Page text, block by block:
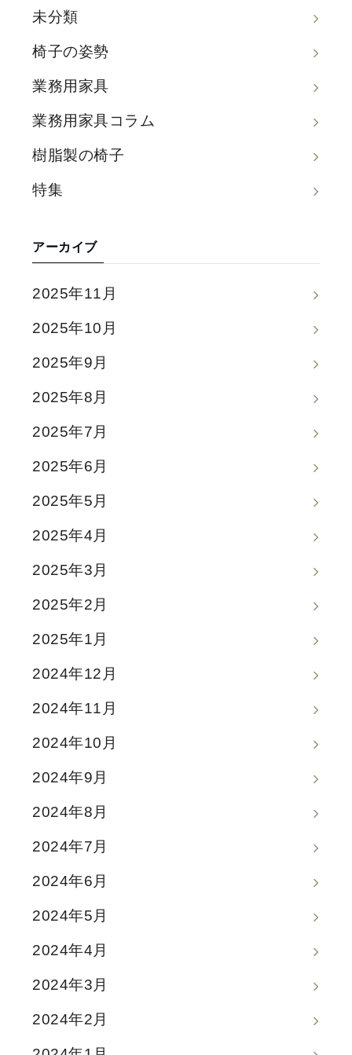
未分類
椅子の姿勢
業務用家具
業務用家具コラム
樹脂製の椅子
特集
アーカイブ
2025年11月
2025年10月
2025年9月
2025年8月
2025年7月
2025年6月
2025年5月
2025年4月
2025年3月
2025年2月
2025年1月
2024年12月
2024年11月
2024年10月
2024年9月
2024年8月
2024年7月
2024年6月
2024年5月
2024年4月
2024年3月
2024年2月